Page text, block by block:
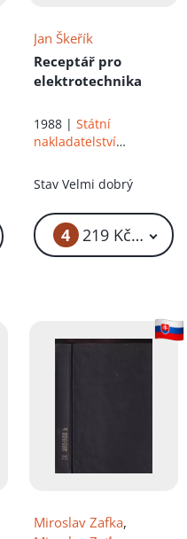
Jan Škeřík
Receptář pro
elektrotechnika
1988 | Státní
nakladatelství
Stav Velmi dobrý
4 219 Kč – 269 Kč
Miroslav Zafka,